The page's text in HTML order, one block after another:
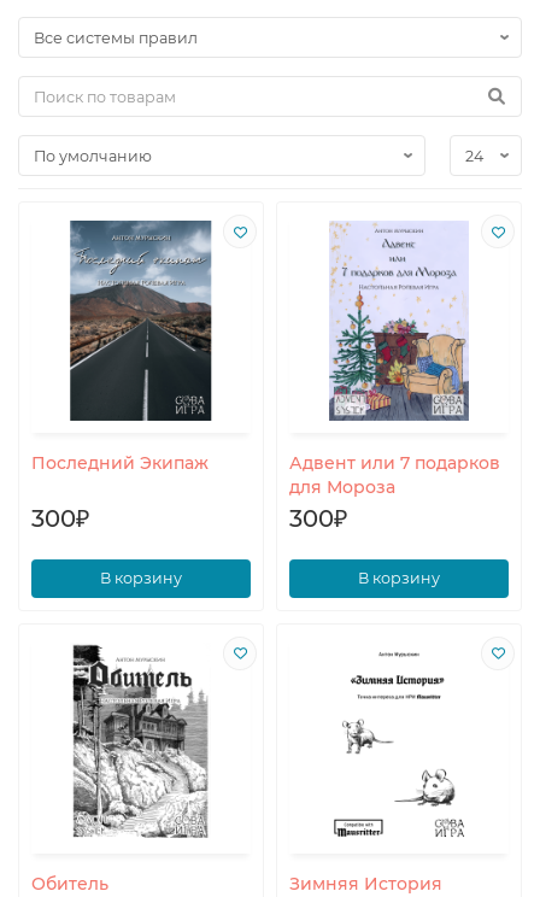
Последний Экипаж
300₽
В корзину
Адвент или 7 подарков
для Мороза
300₽
В корзину
Обитель Зимняя История